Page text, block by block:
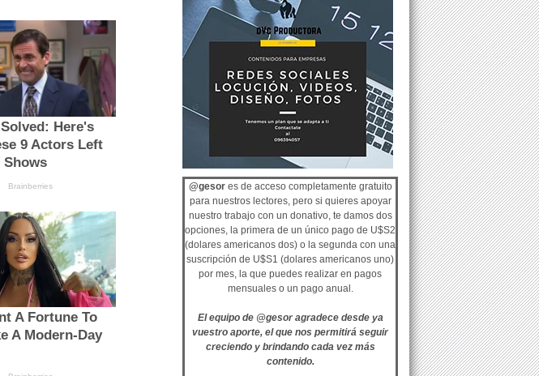
@gesores de acceso completamente gratuito
para nuestros lectores, pero si quieres apoyar
nuestro trabajo con un donativo, te damos dos
opciones, la primera de un único pago de U$S2
(dolares americanos dos) o la segunda con una
suscripción de U$S1 (dolares americanos uno)
por mes, la que puedes realizar en pagos
mensuales o un pago anual.
El equipo de @gesor agradece desde ya
vuestro aporte, el que nos permitirá seguir
creciendo y brindando cada vez más
contenido.